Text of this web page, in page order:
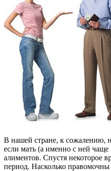
В нашей стране, к сожалению,
если мать (а именно с ней чаще
алиментов. Спустя некоторое
период. Насколько правомочны